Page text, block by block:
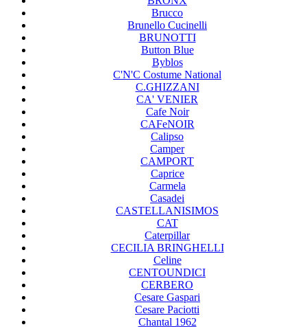
Brucco
Brunello Cucinelli
BRUNOTTI
Button Blue
Byblos
C'N'C Costume National
C.GHIZZANI
CA' VENIER
Cafe Noir
CAFeNOIR
Calipso
Camper
CAMPORT
Caprice
Carmela
Casadei
CASTELLANISIMOS
CAT
Caterpillar
CECILIA BRINGHELLI
Celine
CENTOUNDICI
CERBERO
Cesare Gaspari
Cesare Paciotti
Chantal 1962